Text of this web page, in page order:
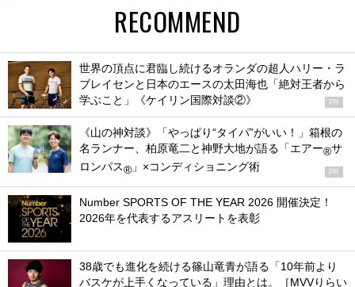
RECOMMEND
世界の頂点に君臨し続けるオランダの超人ハリー・ラ
ブレイセンと日本のエースの太田海也「絶対王者から
学ぶこと」《ケイリン国際対談②》
PR
《山の神対談》「やっぱり“タイパ”がいい！」箱根の
名ランナー、柏原竜二と神野大地が語る「エアー®サ
ロンパス® 」×コンディショニング術 PR
Number SPORTS OF THE YEAR 2026 開催決定！
2026年を代表するアスリートを表彰
38歳でも進化を続ける篠山竜青が語る「10年前より
バスケが上手くなっている」理由とは。［MVVりらい